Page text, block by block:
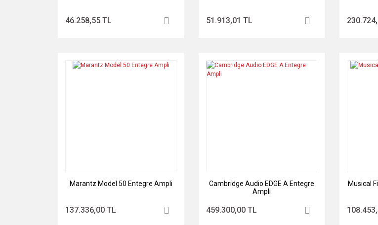
46.258,55 TL 51.913,01 TL
Marantz Model 50 Entegre Ampli
137.336,00 TL
Cambridge Audio EDGE A Entegre
Ampli
459.300,00 TL
Musical